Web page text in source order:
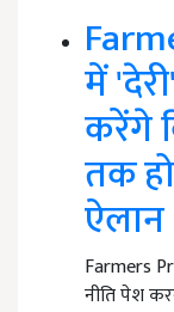
में
करेंगे
तक
ऐलान
Farmers
नीति पेश